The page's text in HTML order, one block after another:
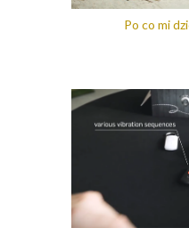
Po co mi